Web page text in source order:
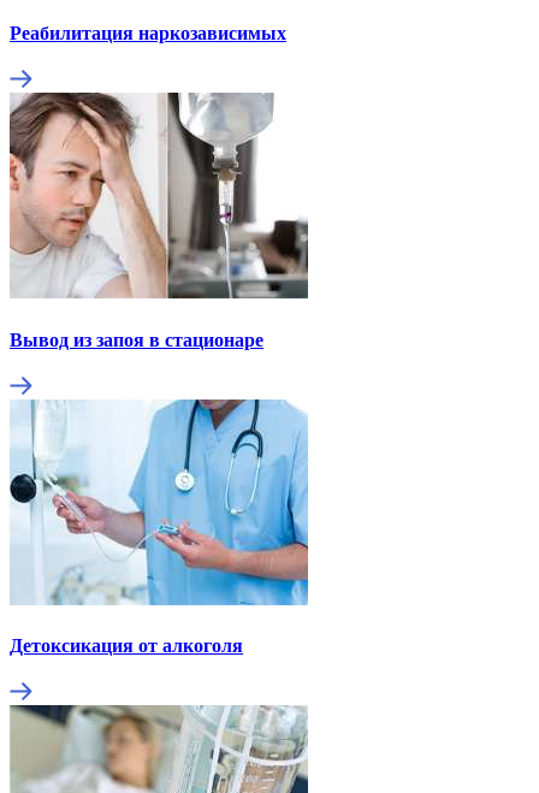
Реабилитация наркозависимых
Вывод из запоя в стационаре
Детоксикация от алкоголя